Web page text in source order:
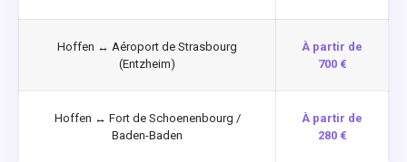
Hoffen ↔ Aéroport de Strasbourg
(Entzheim)
À partir de
700 €
Hoffen ↔ Fort de Schoenenbourg /
Baden-Baden
À partir de
280 €